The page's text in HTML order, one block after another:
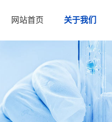
网站首页 关于我们